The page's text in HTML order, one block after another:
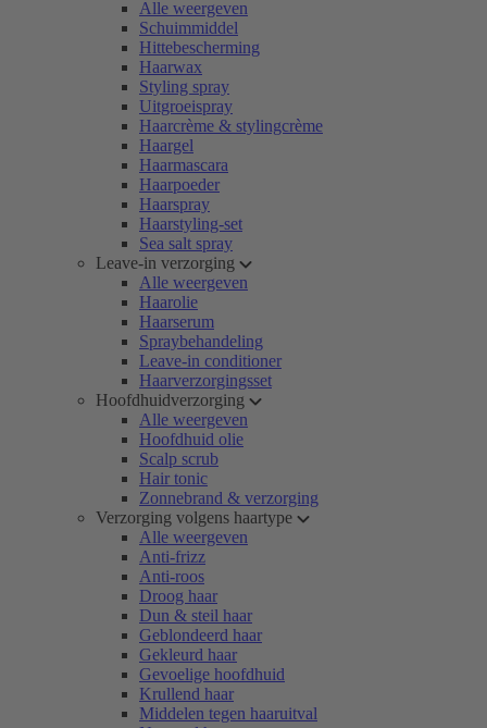
Alle weergeven
Schuimmiddel
Hittebescherming
Haarwax
Styling spray
Uitgroeispray
Haarcrème & stylingcrème
Haargel
Haarmascara
Haarpoeder
Haarspray
Haarstyling-set
Sea salt spray
Leave-in verzorging
Alle weergeven
Haarolie
Haarserum
Spraybehandeling
Leave-in conditioner
Haarverzorgingsset
Hoofdhuidverzorging
Alle weergeven
Hoofdhuid olie
Scalp scrub
Hair tonic
Zonnebrand & verzorging
Verzorging volgens haartype
Alle weergeven
Anti-frizz
Anti-roos
Droog haar
Dun & steil haar
Geblondeerd haar
Gekleurd haar
Gevoelige hoofdhuid
Krullend haar
Middelen tegen haaruitval